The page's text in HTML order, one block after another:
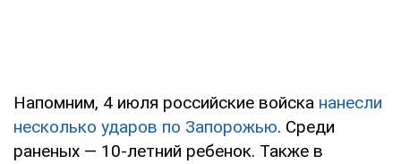
Напомним, 4 июля российские войска нанесли
несколько ударов по Запорожью. Среди
раненых — 10-летний ребенок. Также в